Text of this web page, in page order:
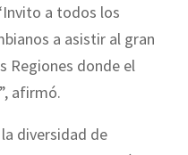
a todos los
a asistir al gran
Regiones donde el
afirmó.
diversidad de